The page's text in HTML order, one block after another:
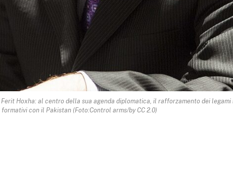
Hoxha: al centro della sua agenda diplomatica, il rafforzamento dei
formativi con il Pakistan (Foto:Control arms/by CC 2.0)